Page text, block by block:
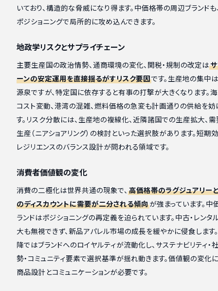
いており、構造的な脅威になり得ます。中価格帯の周辺ブランド
ポジショニングで局所的に攻め込んできます。
地政学リスクとサプライチェーン
主要生産国の政治情勢、通商環境の変化、関税・規制の改定は
ーンの安定運用を直接揺るがすリスク要因です。生産地の集中
源泉ですが、特定国に依存すると有事の打撃が大きくなります。
コスト変動、港湾の混雑、燃料価格の急変も計画通りの供給を
す。リスク分散には、生産地の複線化、近隣諸国での生産拡大、
生産（ニアショアリング）の検討といった選択肢があります。短期
レジリエンスのバランス設計が問われる領域です。
消費者価値観の変化
消費の二極化は世界共通の現象で、 高価格帯のラグジュアリー
のディスカウントに需要が二分される傾向が強まっています。中
ランドはポジショニングの再定義を迫られています。中古・レンタ
大も無視できず、新品アパレル市場の成長を緩やかに侵食します
降ではブランドへのロイヤルティが流動化し、サステナビリティ・
勢・コミュニティ要素で選択基準が揺れ動きます。価値観の変化
商品設計とコミュニケーションが必要です。